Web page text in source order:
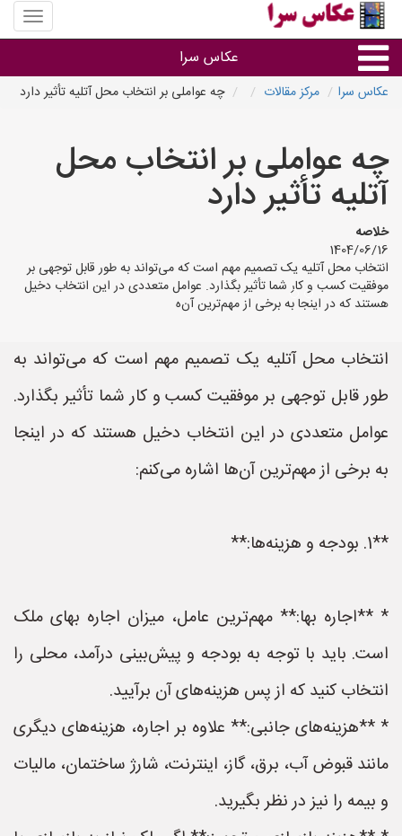
منوی
سایت
سرا
عکاس سرا
آتلیه و فیلمبرداری در هر شهر
عکاس سرا مرکز مقالات چه عواملی بر انتخاب محل آتلیه تأثیر دارد
چه عواملی بر انتخاب محل
آتلیه تأثیر دارد
خلاصه
1404/06/16
انتخاب محل آتلیه یک تصمیم مهم است که می‌تواند به طور قابل توجهی بر
موفقیت کسب و کار شما تأثیر بگذارد. عوامل متعددی در این انتخاب دخیل
هستند که در اینجا به برخی از مهم‌ترین آن‌ه
انتخاب محل آتلیه یک تصمیم مهم است که می‌تواند به
طور قابل توجهی بر موفقیت کسب و کار شما تأثیر بگذارد.
عوامل متعددی در این انتخاب دخیل هستند که در اینجا
به برخی از مهم‌ترین آن‌ها اشاره می‌کنم:
**1. بودجه و هزینه‌ها:**
* **اجاره بها:** مهم‌ترین عامل، میزان اجاره بهای ملک
است. باید با توجه به بودجه و پیش‌بینی درآمد، محلی را
انتخاب کنید که از پس هزینه‌های آن برآیید.
* **هزینه‌های جانبی:** علاوه بر اجاره، هزینه‌های دیگری
مانند قبوض آب، برق، گاز، اینترنت، شارژ ساختمان، مالیات
و بیمه را نیز در نظر بگیرید.